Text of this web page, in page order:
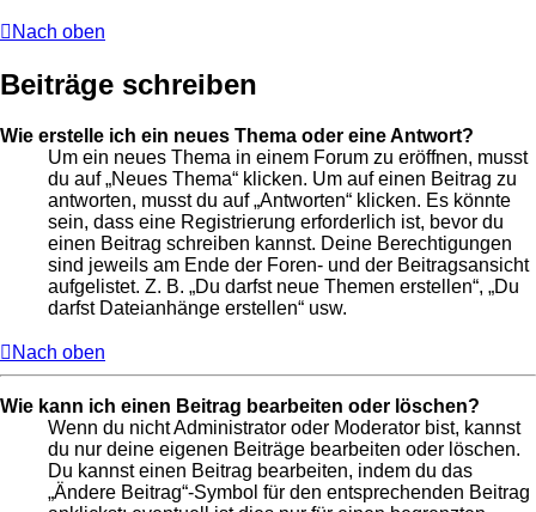
Nach oben
Beiträge schreiben
Wie erstelle ich ein neues Thema oder eine Antwort?
Um ein neues Thema in einem Forum zu eröffnen, musst
du auf „Neues Thema“ klicken. Um auf einen Beitrag zu
antworten, musst du auf „Antworten“ klicken. Es könnte
sein, dass eine Registrierung erforderlich ist, bevor du
einen Beitrag schreiben kannst. Deine Berechtigungen
sind jeweils am Ende der Foren- und der Beitragsansicht
aufgelistet. Z. B. „Du darfst neue Themen erstellen“, „Du
darfst Dateianhänge erstellen“ usw.
Nach oben
Wie kann ich einen Beitrag bearbeiten oder löschen?
Wenn du nicht Administrator oder Moderator bist, kannst
du nur deine eigenen Beiträge bearbeiten oder löschen.
Du kannst einen Beitrag bearbeiten, indem du das
„Ändere Beitrag“-Symbol für den entsprechenden Beitrag